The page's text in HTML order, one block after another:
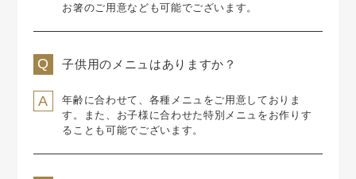
お箸のご用意なども可能でございます。
子供用のメニュはありますか？
年齢に合わせて、各種メニュをご用意しておりま
す。
また、お子様に合わせた特別メニュをお作りす
ることも可能でございます。